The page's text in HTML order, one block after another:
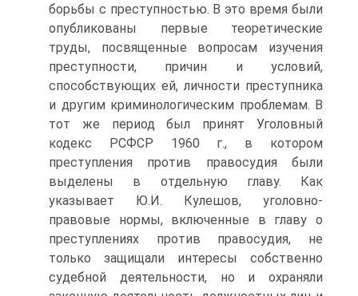
борьбы с преступностью. В это время были
опубликованы первые теоретические
труды, посвященные вопросам изучения
преступности, причин и условий,
способствующих ей, личности преступника
и другим криминологическим проблемам. В
тот же период был принят Уголовный
кодекс РСФСР 1960 г., в котором
преступления против правосудия были
выделены в отдельную главу. Как
указывает Ю.И. Кулешов, уголовно-
правовые нормы, включенные в главу о
преступлениях против правосудия, не
только защищали интересы собственно
судебной деятельности, но и охраняли